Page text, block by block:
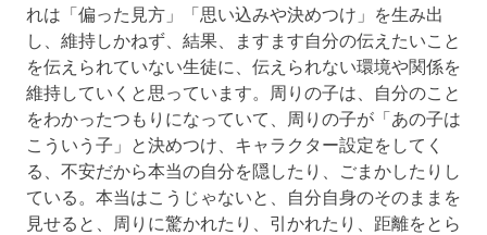
れは「偏った見方」「思い込みや決めつけ」を生み出
し、維持しかねず、結果、ますます自分の伝えたいこと
を伝えられていない生徒に、伝えられない環境や関係を
維持していくと思っています。周りの子は、自分のこと
をわかったつもりになっていて、周りの子が「あの子は
こういう子」と決めつけ、キャラクター設定をしてく
る、不安だから本当の自分を隠したり、ごまかしたりし
ている。本当はこうじゃないと、自分自身のそのままを
見せると、周りに驚かれたり、引かれたり、距離をとら